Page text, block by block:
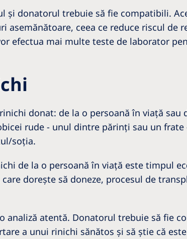
donatorul trebuie să fie compatibili.
asemănătoare, ceea ce reduce riscul
efectua mai multe teste de laborator
donat: de la o persoană în viaţă sau
rude - unul dintre părinţi sau un frate
soţia.
de la o persoană în viaţă este timpul
doreşte să doneze, procesul de
analiză atentă. Donatorul trebuie să fie
a unui rinichi sănătos şi să ştie că